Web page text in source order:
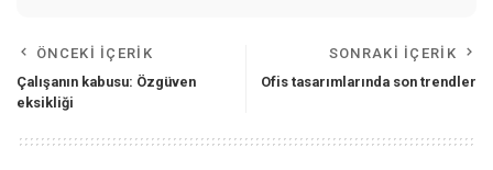
ÖNCEKI İÇERIK
Çalışanın kabusu: Özgüven
eksikliği
SONRAKI İÇERIK
Ofis tasarımlarında son trendler